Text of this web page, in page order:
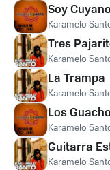
Soy Cuyano
Karamelo
Tres
Karamelo
La Trampa
Karamelo
Los
Karamelo
Guitarra
Karamelo